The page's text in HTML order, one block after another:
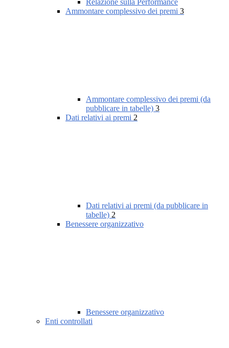
Relazione sulla Performance
Ammontare complessivo dei premi 3
Ammontare complessivo dei premi (da
pubblicare in tabelle) 3
Dati relativi ai premi 2
Dati relativi ai premi (da pubblicare in
tabelle) 2
Benessere organizzativo
Benessere organizzativo
Enti controllati